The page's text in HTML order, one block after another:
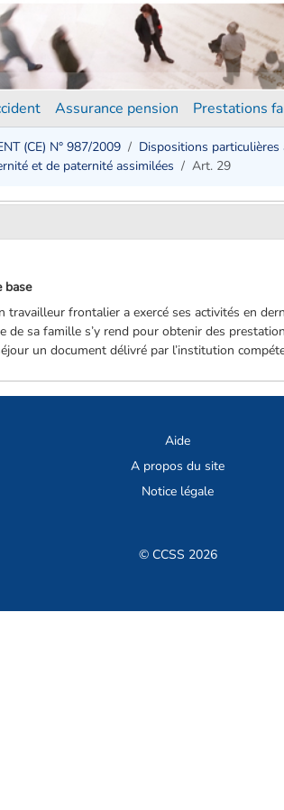
Assurance pension Prestations
(CE) N° 987/2009
Dispositions
et de paternité assimilées
Art. 29
base
travailleur frontalier a exercé ses activités en
de sa famille s’y rend pour obtenir des
un document délivré par l’institution
Aide
A propos du site
Notice légale
© CCSS 2026